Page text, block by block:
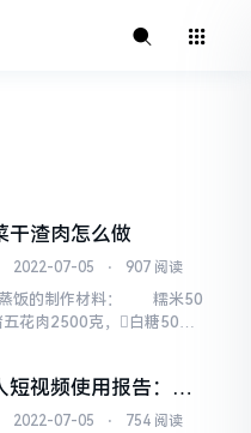
干渣肉怎么做
2022-07-05 ⋅ 907 阅读
蒸饭的制作材料： 糯米50
花肉2500克，白糖50
小笼渣肉蒸饭的特色：
味美香咸。 教您
短视频使用报告：抖
人社会参与新工具
2022-07-05 ⋅ 754 阅读